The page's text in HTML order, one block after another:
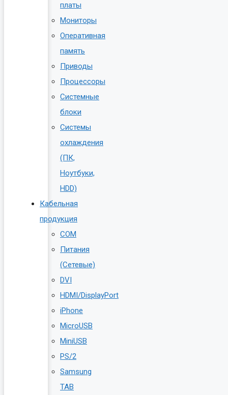
платы
Мониторы
Оперативная
память
Приводы
Процессоры
Системные
блоки
Системы
охлаждения
(ПК,
Ноутбуки,
HDD)
Кабельная
продукция
COM
Питания
(Сетевые)
DVI
HDMI/DisplayPort
iPhone
MicroUSB
MiniUSB
PS/2
Samsung
TAB